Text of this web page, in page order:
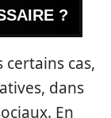
?
certains cas,
dans
En